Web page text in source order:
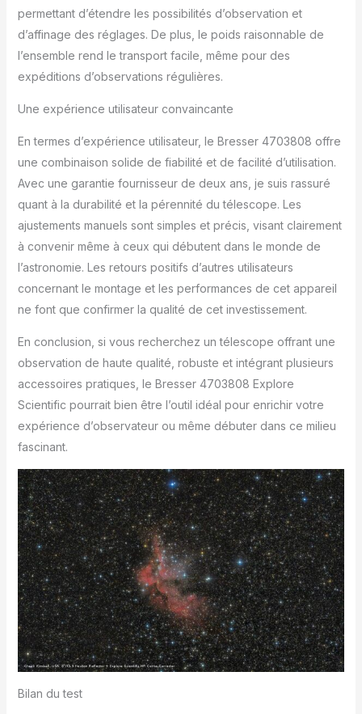
permettant d’étendre les possibilités d’observation et
d’affinage des réglages. De plus, le poids raisonnable de
l’ensemble rend le transport facile, même pour des
expéditions d’observations régulières.
Une expérience utilisateur convaincante
En termes d’expérience utilisateur, le Bresser 4703808 offre
une combinaison solide de fiabilité et de facilité d’utilisation.
Avec une garantie fournisseur de deux ans, je suis rassuré
quant à la durabilité et la pérennité du télescope. Les
ajustements manuels sont simples et précis, visant clairement
à convenir même à ceux qui débutent dans le monde de
l’astronomie. Les retours positifs d’autres utilisateurs
concernant le montage et les performances de cet appareil
ne font que confirmer la qualité de cet investissement.
En conclusion, si vous recherchez un télescope offrant une
observation de haute qualité, robuste et intégrant plusieurs
accessoires pratiques, le Bresser 4703808 Explore
Scientific pourrait bien être l’outil idéal pour enrichir votre
expérience d’observateur ou même débuter dans ce milieu
fascinant.
Bilan du test